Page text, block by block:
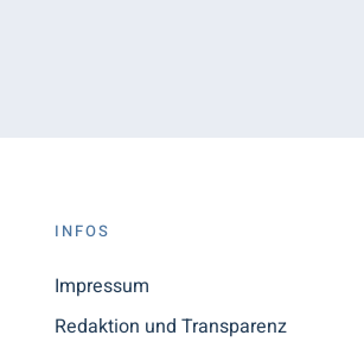
INFOS
Impressum
Redaktion und Transparenz